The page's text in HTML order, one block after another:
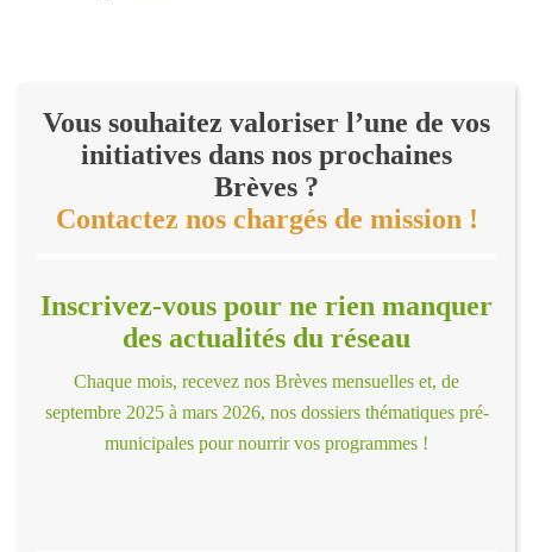
Vous souhaitez valoriser l’une de vos
initiatives dans nos prochaines
Brèves ?
Contactez nos chargés de mission !
Inscrivez-vous pour ne rien manquer
des actualités du réseau
Chaque mois, recevez nos Brèves mensuelles et, de
septembre 2025 à mars 2026, nos dossiers thématiques pré-
municipales pour nourrir vos programmes !